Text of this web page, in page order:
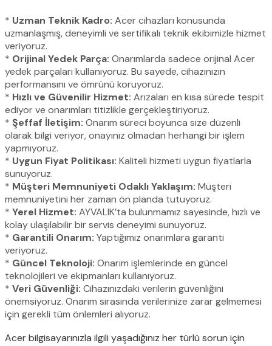
* Uzman Teknik Kadro: Acer cihazları konusunda
uzmanlaşmış, deneyimli ve sertifikalı teknik ekibimizle hizmet
veriyoruz.
* Orijinal Yedek Parça: Onarımlarda sadece orijinal Acer
yedek parçaları kullanıyoruz. Bu sayede, cihazınızın
performansını ve ömrünü koruyoruz.
* Hızlı ve Güvenilir Hizmet: Arızaları en kısa sürede tespit
ediyor ve onarımları titizlikle gerçekleştiriyoruz.
* Şeffaf İletişim: Onarım süreci boyunca size düzenli
olarak bilgi veriyor, onayınız olmadan herhangi bir işlem
yapmıyoruz.
* Uygun Fiyat Politikası: Kaliteli hizmeti uygun fiyatlarla
sunuyoruz.
* Müşteri Memnuniyeti Odaklı Yaklaşım: Müşteri
memnuniyetini her zaman ön planda tutuyoruz.
* Yerel Hizmet: AYVALIK’ta bulunmamız sayesinde, hızlı ve
kolay ulaşılabilir bir servis deneyimi sunuyoruz.
* Garantili Onarım: Yaptığımız onarımlara garanti
veriyoruz.
* Güncel Teknoloji: Onarım işlemlerinde en güncel
teknolojileri ve ekipmanları kullanıyoruz.
* Veri Güvenliği: Cihazınızdaki verilerin güvenliğini
önemsiyoruz. Onarım sırasında verilerinize zarar gelmemesi
için gerekli tüm önlemleri alıyoruz.
Acer bilgisayarınızla ilgili yaşadığınız her türlü sorun için